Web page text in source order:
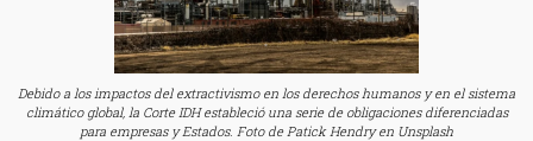
Debido a los impactos del extractivismo en los derechos humanos y en el sistema
climático global, la Corte IDH estableció una serie de obligaciones diferenciadas
para empresas y Estados. Foto de Patick Hendry en Unsplash